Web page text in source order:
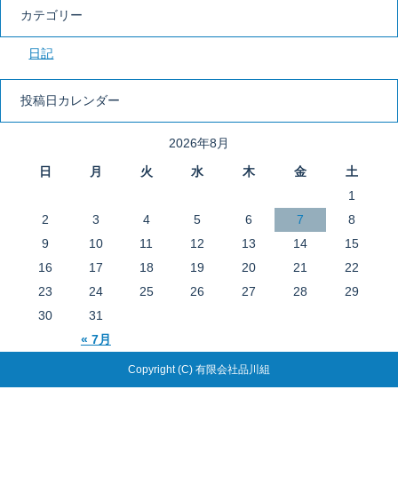
カテゴリー
日記
投稿日カレンダー
2026年8月
日
月 火 水 木 金 土
« 7月
1
2
3 4 5 6 7
8
9
10 11 12 13 14
15
16
17 18 19 20 21
22
23
24 25 26 27 28
29
30
31
Copyright (C) 有限会社品川組